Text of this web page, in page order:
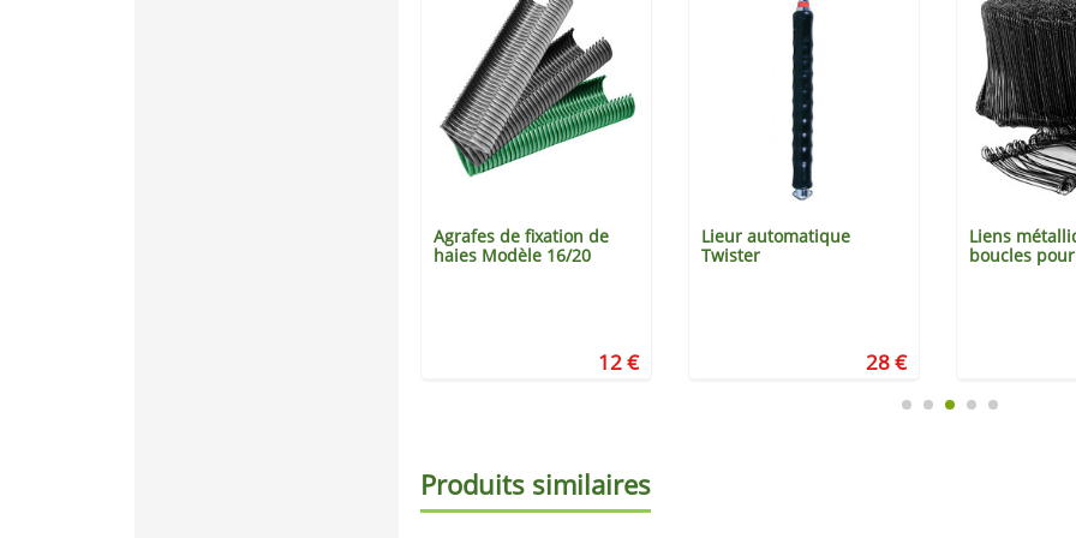
Agrafes de fixation de
haies Modèle 16/20
12 €
Lieur automatique
Twister
28 €
Liens
boucles
Produits similaires